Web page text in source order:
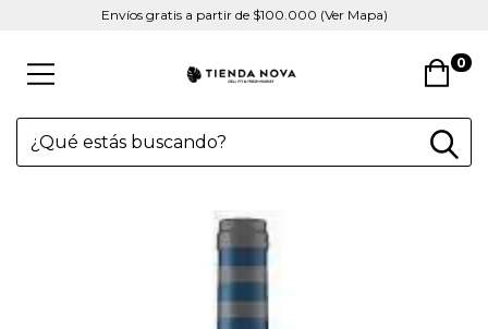
Envíos gratis a partir de $100.000 (Ver Mapa)
0